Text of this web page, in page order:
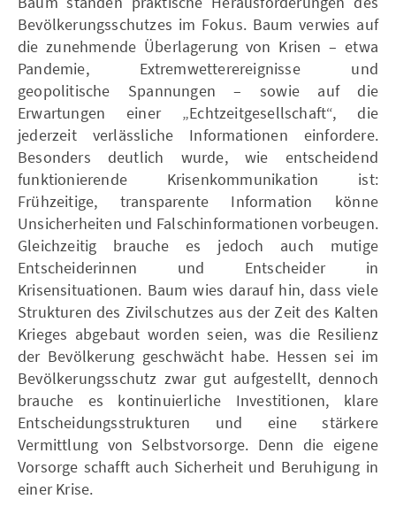
Bevölkerungsschutzes im Fokus. Baum verwies auf
die zunehmende Überlagerung von Krisen – etwa
Pandemie, Extremwetterereignisse und
geopolitische Spannungen – sowie auf die
Erwartungen einer „Echtzeitgesellschaft“, die
jederzeit verlässliche Informationen einfordere.
Besonders deutlich wurde, wie entscheidend
funktionierende Krisenkommunikation ist:
Frühzeitige, transparente Information könne
Unsicherheiten und Falschinformationen vorbeugen.
Gleichzeitig brauche es jedoch auch mutige
Entscheiderinnen und Entscheider in
Krisensituationen. Baum wies darauf hin, dass viele
Strukturen des Zivilschutzes aus der Zeit des Kalten
Krieges abgebaut worden seien, was die Resilienz
der Bevölkerung geschwächt habe. Hessen sei im
Bevölkerungsschutz zwar gut aufgestellt, dennoch
brauche es kontinuierliche Investitionen, klare
Entscheidungsstrukturen und eine stärkere
Vermittlung von Selbstvorsorge. Denn die eigene
Vorsorge schafft auch Sicherheit und Beruhigung in
einer Krise.